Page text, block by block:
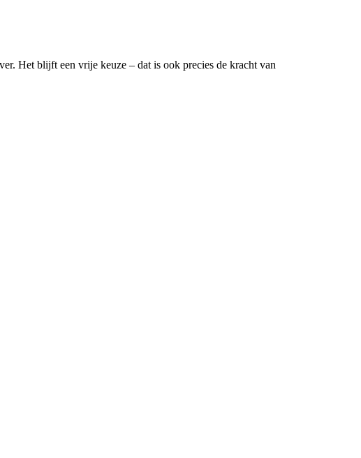
Het blijft een vrije keuze – dat is ook precies de kracht van